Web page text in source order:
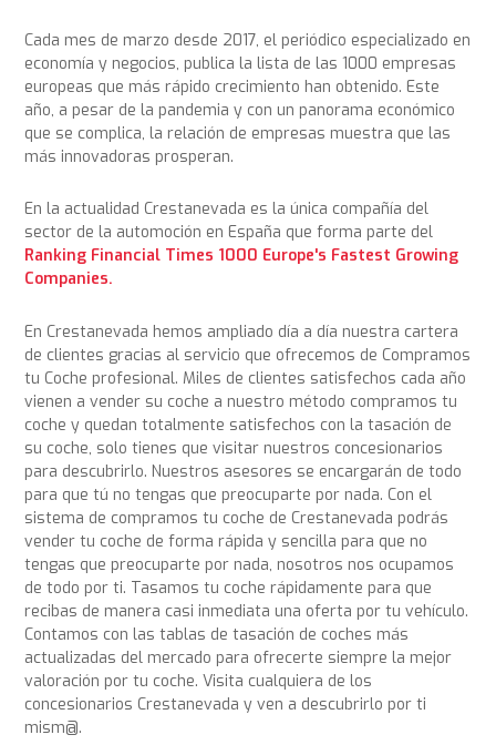
Cada mes de marzo desde 2017, el periódico especializado en
economía y negocios, publica la lista de las 1000 empresas
europeas que más rápido crecimiento han obtenido. Este
año, a pesar de la pandemia y con un panorama económico
que se complica, la relación de empresas muestra que las
más innovadoras prosperan.
En la actualidad Crestanevada es la única compañía del
sector de la automoción en España que forma parte del
Ranking Financial Times 1000 Europe's Fastest Growing
Companies.
En Crestanevada hemos ampliado día a día nuestra cartera
de clientes gracias al servicio que ofrecemos de Compramos
tu Coche profesional. Miles de clientes satisfechos cada año
vienen a vender su coche a nuestro método compramos tu
coche y quedan totalmente satisfechos con la tasación de
su coche, solo tienes que visitar nuestros concesionarios
para descubrirlo. Nuestros asesores se encargarán de todo
para que tú no tengas que preocuparte por nada. Con el
sistema de compramos tu coche de Crestanevada podrás
vender tu coche de forma rápida y sencilla para que no
tengas que preocuparte por nada, nosotros nos ocupamos
de todo por ti. Tasamos tu coche rápidamente para que
recibas de manera casi inmediata una oferta por tu vehículo.
Contamos con las tablas de tasación de coches más
actualizadas del mercado para ofrecerte siempre la mejor
valoración por tu coche. Visita cualquiera de los
concesionarios Crestanevada y ven a descubrirlo por ti
mism@.